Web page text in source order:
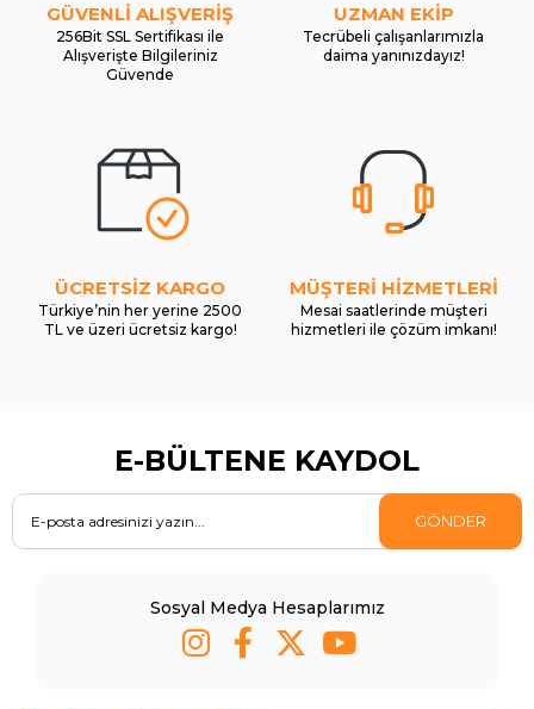
GÜVENLİ ALIŞVERİŞ
256Bit SSL Sertifikası ile
Alışverişte Bilgileriniz
Güvende
UZMAN EKİP
Tecrübeli çalışanlarımızla
daima yanınızdayız!
ÜCRETSİZ KARGO
Türkiye’nin her yerine 2500
TL ve üzeri ücretsiz kargo!
MÜŞTERİ HİZMETLERİ
Mesai saatlerinde müşteri
hizmetleri ile çözüm imkanı!
E-BÜLTENE KAYDOL
GÖNDER
Sosyal Medya Hesaplarımız